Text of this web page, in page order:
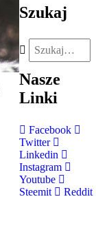
Szukaj
Nasze
Linki
Facebook
Twitter
Linkedin
Instagram
Youtube
Steemit
Reddit